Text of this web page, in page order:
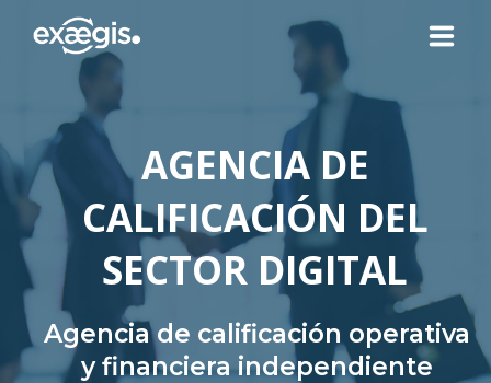
¿QUIÉNES SOMOS?
NUESTRAS OFERTAS
CONTACTO
Agencia de calificación operativa
y financiera independiente
AGENCIA DE
CALIFICACIÓN DEL
SECTOR DIGITAL